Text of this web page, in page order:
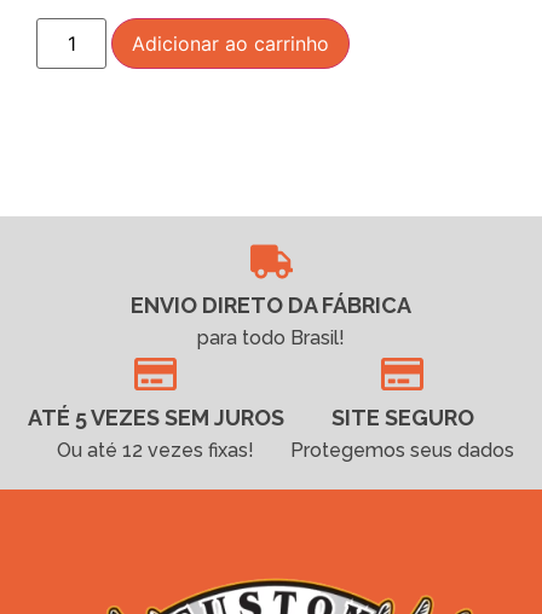
Adicionar ao carrinho
ENVIO DIRETO DA FÁBRICA
para todo Brasil!
ATÉ 5 VEZES SEM JUROS
Ou até 12 vezes fixas!
SITE SEGURO
Protegemos seus dados